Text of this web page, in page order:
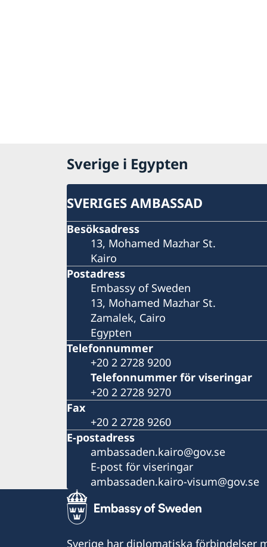
Sverige i Egypten
SVERIGES AMBASSAD
Besöksadress
13, Mohamed Mazhar St.
Kairo
Postadress
Embassy of Sweden
13, Mohamed Mazhar St.
Zamalek, Cairo
Egypten
Telefonnummer
+20 2 2728 9200
Telefonnummer för viseringar
+20 2 2728 9270
Fax
+20 2 2728 9260
E-postadress
ambassaden.kairo@gov.se
E-post för viseringar
ambassaden.kairo-visum@gov.se
Sverige har diplomatiska förbindelser